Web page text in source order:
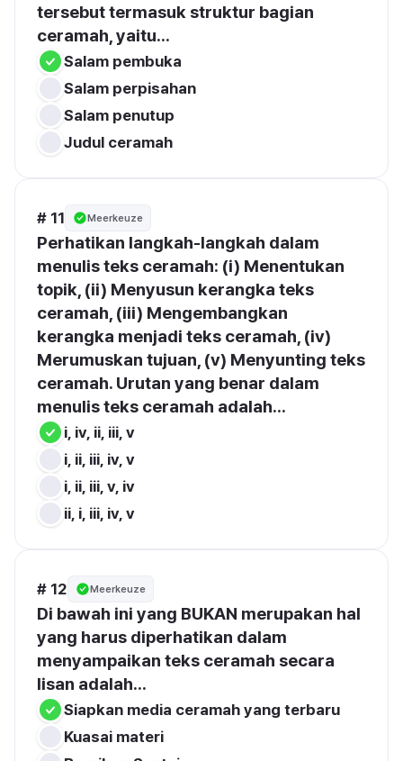
tersebut termasuk struktur bagian
ceramah, yaitu...
Salam pembuka
Salam perpisahan
Salam penutup
Judul ceramah
# 11 Meerkeuze
Perhatikan langkah-langkah dalam
menulis teks ceramah: (i) Menentukan
topik, (ii) Menyusun kerangka teks
ceramah, (iii) Mengembangkan
kerangka menjadi teks ceramah, (iv)
Merumuskan tujuan, (v) Menyunting teks
ceramah. Urutan yang benar dalam
menulis teks ceramah adalah...
i, iv, ii, iii, v
i, ii, iii, iv, v
i, ii, iii, v, iv
ii, i, iii, iv, v
# 12 Meerkeuze
Di bawah ini yang BUKAN merupakan hal
yang harus diperhatikan dalam
menyampaikan teks ceramah secara
lisan adalah...
Siapkan media ceramah yang terbaru
Kuasai materi